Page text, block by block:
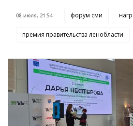
08 июля, 21:54 форум сми
премия правительства ленобласти